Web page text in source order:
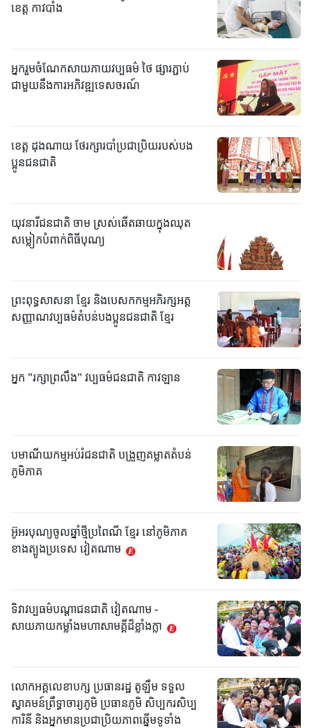
ខេត្ត កាវបាំង
អ្នករួមចំណែកសាយភាយវប្បធម៌ ថៃ ផ្សារភ្ជាប់
ជាមួយនឹងការអភិវឌ្ឍទេសចរណ៍
ខេត្ត ដុងណាយ ថែរក្សារបាំប្រជាប្រិយរបស់បង
ប្អូនជនជាតិ
យុវនារីជនជាតិ ចាម ស្រស់ឆើតឆាយក្នុងឈុត
សម្លៀកបំពាក់ពិធីបុណ្យ
ព្រះពុទ្ធសាសនា ខ្មែរ និងបេសកកម្មអភិរក្សអត្ត
សញ្ញាណវប្បធម៌តំបន់បងប្អូនជនជាតិ ខ្មែរ
អ្នក "រក្សាព្រលឹង" វប្បធម៌ជនជាតិ កាវឡាន
បមាណីយកម្មអប់រំជនជាតិ បង្រួញគម្លាតតំបន់
ភូមិភាគ
អ៊ូអរបុណ្យចូលឆ្នាំថ្មីប្រពៃណី ខ្មែរ នៅភូមិភាគ
ខាងត្បូងប្រទេស វៀតណាម
ទិវាវប្បធម៌បណ្តាជនជាតិ វៀតណាម -
សាយភាយកម្លាំងមហាសាមគ្គីដ៏ខ្លាំងក្លា
លោកអគ្គលេខាបក្ស ប្រធានរដ្ឋ តូឡឹម ទទួល
ស្វាគមន៍ព្រឹទ្ធាចារ្យភូមិ ប្រធានភូមិ សិប្បករសិប្ប
ការិនី និងអ្នកមានប្រជាប្រិយភាពឆ្នើមទូទាំង